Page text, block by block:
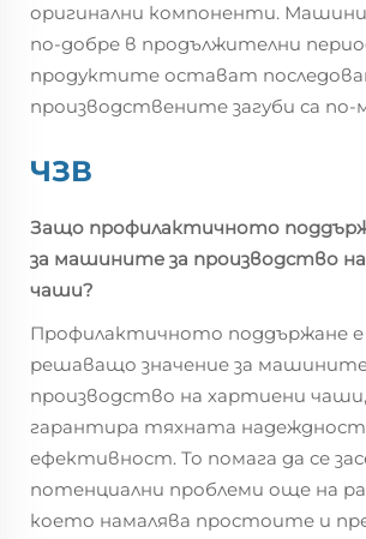
оригинални компоненти.
по-добре в продължителни
продуктите остават
производствените загуби са по-
ЧЗВ
Защо профилактичното
за машините за производство
чаши?
Профилактичното поддържане
решаващо значение за машините
производство на хартиени чаши,
гарантира тяхната
ефективност. То помага да се
потенциални проблеми още на
което намалява простоите и